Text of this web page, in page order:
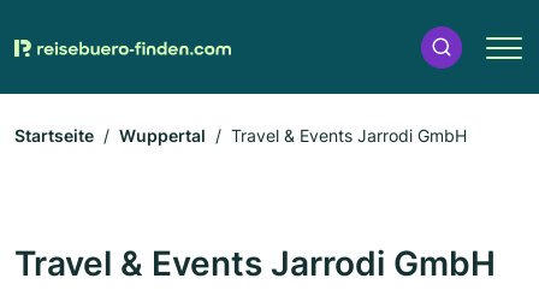
Startseite Wuppertal Travel & Events Jarrodi GmbH
Travel & Events Jarrodi GmbH